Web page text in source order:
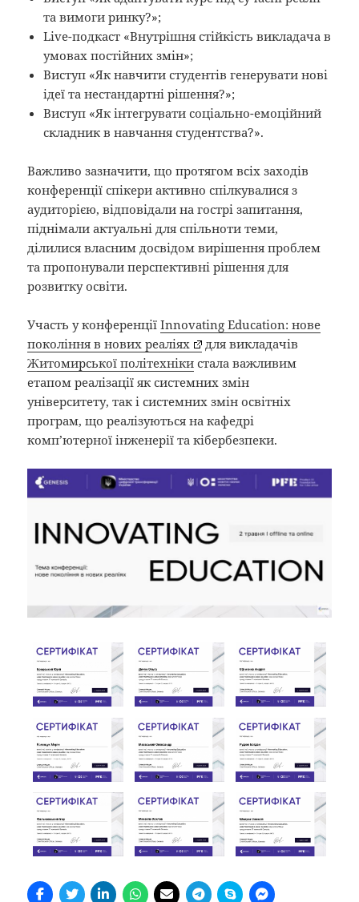
та вимоги ринку?»;
Live-подкаст «Внутрішня стійкість викладача в
умовах постійних змін»;
Виступ «Як навчити студентів генерувати нові
ідеї та нестандартні рішення?»;
Виступ «Як інтегрувати соціально-емоційний
складник в навчання студентства?».
Важливо зазначити, що протягом всіх заходів
конференції спікери активно спілкувалися з
аудиторією, відповідали на гострі запитання,
піднімали актуальні для спільноти теми,
ділилися власним досвідом вирішення проблем
та пропонували перспективні рішення для
розвитку освіти.
Участь у конференціїInnovating Education: нове
покоління в нових реаліях
для викладачів
Житомирської політехніки стала важливим
етапом реалізації як системних змін
університету, так і системних змін освітніх
програм, що реалізуються на кафедрі
комп’ютерної інженерії та кібербезпеки.